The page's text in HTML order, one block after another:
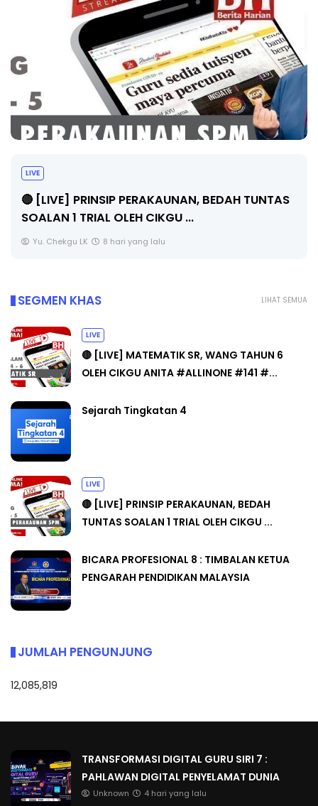
BICARA PROFESIONAL 8 : TIMBALAN KETUA
PENGARAH PENDIDIKAN MALAYSIA
Unknown 10 hari yang lalu
LIHAT SEMUA
SEGMEN KHAS
LIVE
🔴 [LIVE] MATEMATIK SR, WANG TAHUN 6
OLEH CIKGU ANITA #ALLINONE #141 #...
Sejarah Tingkatan 4
LIVE
🔴 [LIVE] PRINSIP PERAKAUNAN, BEDAH
TUNTAS SOALAN 1 TRIAL OLEH CIKGU ...
BICARA PROFESIONAL 8 : TIMBALAN KETUA
PENGARAH PENDIDIKAN MALAYSIA
JUMLAH PENGUNJUNG
12,085,819
TRANSFORMASI DIGITAL GURU SIRI 7 :
PAHLAWAN DIGITAL PENYELAMAT DUNIA
Unknown 4 hari yang lalu